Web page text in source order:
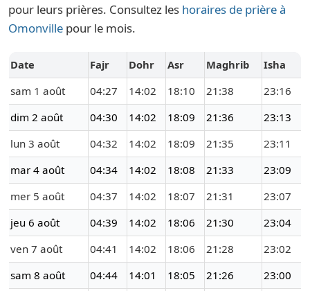
pour leurs prières. Consultez les horaires de prière à
Omonville pour le mois.
Date Fajr Dohr Asr Maghrib
Isha
sam 1 août
04:27 14:02 18:10 21:38
23:16
dim 2 août
04:30 14:02 18:09 21:36
23:13
lun 3 août
04:32 14:02 18:09 21:35
23:11
mar 4 août
04:34 14:02 18:08 21:33
23:09
mer 5 août
04:37 14:02 18:07 21:31
23:07
jeu 6 août
04:39 14:02 18:06 21:30
23:04
ven 7 août
04:41 14:02 18:06 21:28
23:02
sam 8 août
04:44 14:01 18:05 21:26
23:00